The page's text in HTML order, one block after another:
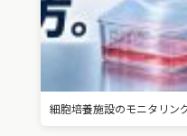
細胞培養施設のモニタリン